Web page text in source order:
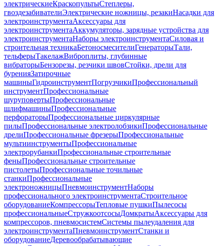
электрическиеКраскопультыСтеплеры,
гвоздезабивателиЭлектрические ножницы, резакиНасадки для
электроинструментаАксессуары для
электроинструментаАккумуляторы, зарядные устройства для
электроинструментаНаборы электроинструментаСиловая и
строительная техникаБетоносмесителиГенераторыТали,
тельферыТакелажВиброплиты, глубинные
вибраторыБензорезы, резчики швовСтойки, дрели для
буренияЗатирочные
машиныГидроинструментПогрузчикиПрофессиональный
инструментПрофессиональные
шуруповертыПрофессиональные
шлифмашиныПрофессиональные
перфораторыПрофессиональные циркулярные
пилыПрофессиональные электролобзикиПрофессиональные
дрелиПрофессиональные фрезерыПрофессиональные
мультиинструментыПрофессиональные
электрорубанкиПрофессиональные строительные
феныПрофессиональные строительные
пистолетыПрофессиональные точильные
станкиПрофессиональные
электроножницыПневмоинструментНаборы
профессионального электроинструментаСтроительное
оборудованиеКомпрессорыТепловые пушкиПылесосы
профессиональныеСтружкоотсосыДомкратыАксессуары для
компрессоров, пневмосистемСистемы пылеудаления для
электроинструментаПневмоинструментСтанки и
оборудованиеДеревообрабатывающие